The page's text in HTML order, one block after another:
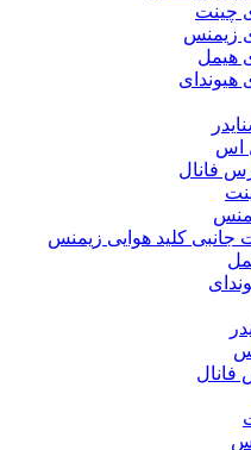
چینت
زیمنس
هیمل
هیوندای
اس
فانال
جانبی کلید هوایی زیمنس
فانال